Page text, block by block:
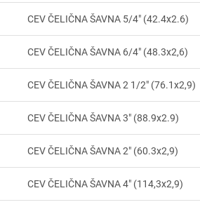
CEV ČELIČNA ŠAVNA 5/4" (42.4x2.6)
CEV ČELIČNA ŠAVNA 6/4" (48.3x2,6)
CEV ČELIČNA ŠAVNA 2 1/2" (76.1x2,9)
CEV ČELIČNA ŠAVNA 3" (88.9x2.9)
CEV ČELIČNA ŠAVNA 2" (60.3x2,9)
CEV ČELIČNA ŠAVNA 4" (114,3x2,9)